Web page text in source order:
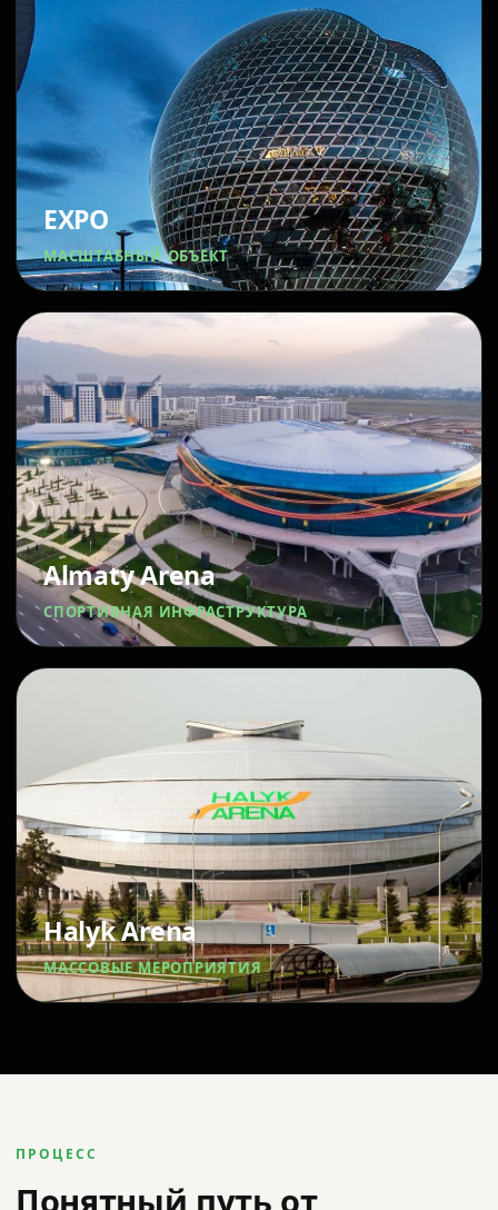
EXPO
МАСШТАБНЫЙ ОБЪЕКТ
Almaty Arena
СПОРТИВНАЯ ИНФРАСТРУКТУРА
Halyk Arena
МАССОВЫЕ МЕРОПРИЯТИЯ
ПРОЦЕСС
Понятный путь от